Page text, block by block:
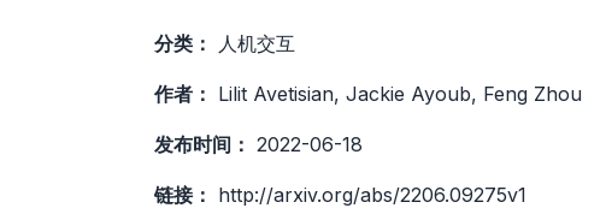
分类： 人机交互
作者： Lilit Avetisian, Jackie Ayoub, Feng Zhou
发布时间： 2022-06-18
链接： http://arxiv.org/abs/2206.09275v1